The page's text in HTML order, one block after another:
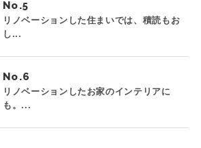
No.
リノベーションした住まいでは、積読もお
し...
No.
リノベーションしたお家のインテリアに
も。...